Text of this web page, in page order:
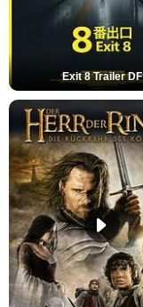
Exit 8 Trailer DF